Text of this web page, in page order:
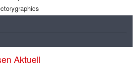
Aktuell